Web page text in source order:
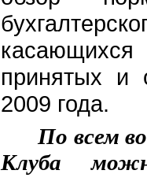
принятых и
2009 года.
По всем
Клуба